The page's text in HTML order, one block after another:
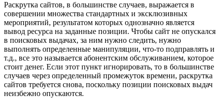
Раскрутка сайтов, в большинстве случаев, выражается в
совершении множества стандартных и эксклюзивных
мероприятий, результатом которых однозначно является
вывод ресурса на заданные позиции. Чтобы сайт не опускался
в поисковых выдачах, за ним нужно следить, нужно
выполнять определенные манипуляции, что-то подправлять и
т.д., все это называется абонентским обслуживанием, которое
стоит денег. Если этот пункт игнорировать, то в большинстве
случаев через определенный промежуток времени, раскрутка
сайтов требуется снова, поскольку позиции поисковых выдач
неизбежно опускаются.